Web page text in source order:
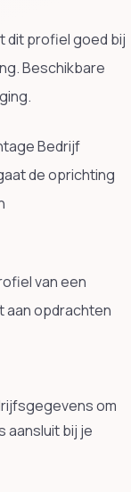
dit profiel goed bij
Beschikbare
Bedrijf
de oprichting
van een
aan opdrachten
om
aansluit bij je